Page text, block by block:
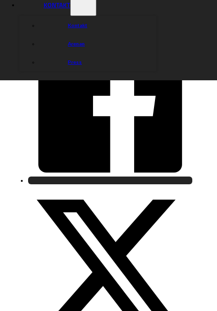
KONTAKT
Kontakt
Arenan
Press
Dela nyheten: